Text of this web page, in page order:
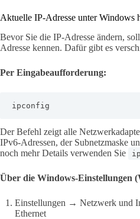
Aktuelle IP-Adresse unter Windows
Bevor Sie die IP-Adresse ändern,
Adresse kennen. Dafür gibt es
Per Eingabeaufforderung:
ipconfig
Der Befehl zeigt alle
IPv6-Adressen, der Subnetzmaske
noch mehr Details verwenden Sie
Über die Windows-Einstellungen
Einstellungen → Netzwerk und
Ethernet